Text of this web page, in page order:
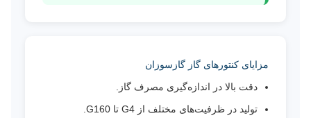
مزایای کنتورهای گاز گازسوزان
دقت بالا در اندازه‌گیری مصرف گاز.
تولید در ظرفیت‌های مختلف از G4 تا G160.